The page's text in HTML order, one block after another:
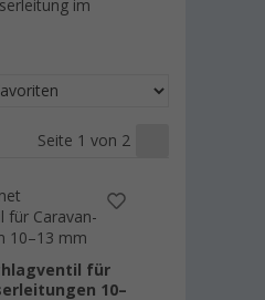
im
Seite 1 von 2
für
10–